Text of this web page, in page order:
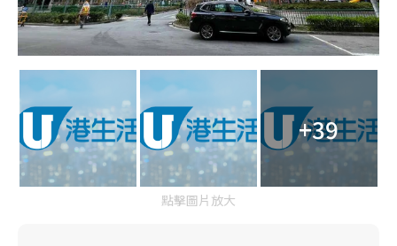
+39
點擊圖片放大